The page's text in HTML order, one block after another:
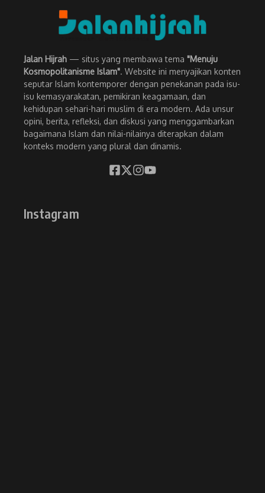
Jalan Hijrah — situs yang membawa tema "Menuju
Kosmopolitanisme Islam". Website ini menyajikan konten
seputar Islam kontemporer dengan penekanan pada isu-
isu kemasyarakatan, pemikiran keagamaan, dan
kehidupan sehari-hari muslim di era modern. Ada unsur
opini, berita, refleksi, dan diskusi yang menggambarkan
bagaimana Islam dan nilai-nilainya diterapkan dalam
konteks modern yang plural dan dinamis.
Instagram